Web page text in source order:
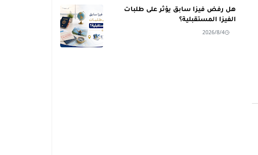
هل رفض فيزا سابق يؤثر على طلبات
الفيزا المستقبلية؟
2026/8/4